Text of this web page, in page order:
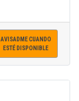
AVISADME CUANDO
ESTÉ DISPONIBLE